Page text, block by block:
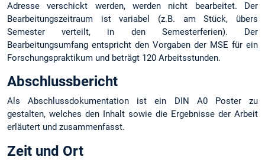
Adresse verschickt werden, werden nicht bearbeitet. Der
Bearbeitungszeitraum ist variabel (z.B. am Stück, übers
Semester verteilt, in den Semesterferien). Der
Bearbeitungsumfang entspricht den Vorgaben der MSE für ein
Forschungspraktikum und beträgt 120 Arbeitsstunden.
Abschlussbericht
Als Abschlussdokumentation ist ein DIN A0 Poster zu
gestalten, welches den Inhalt sowie die Ergebnisse der Arbeit
erläutert und zusammenfasst.
Zeit und Ort